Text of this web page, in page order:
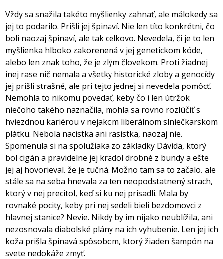
Vždy sa snažila takéto myšlienky zahnať, ale málokedy sa
jej to podarilo. Prišli jej špinaví. Nie len títo konkrétni, čo
boli naozaj špinaví, ale tak celkovo. Nevedela, či je to len
myšlienka hlboko zakorenená v jej genetickom kóde,
alebo len znak toho, že je zlým človekom. Proti žiadnej
inej rase nič nemala a všetky historické zloby a genocídy
jej prišli strašné, ale pri tejto jednej si nevedela pomôcť.
Nemohla to nikomu povedať, keby čo i len útržok
niečoho takého naznačila, mohla sa rovno rozlúčiť s
hviezdnou kariérou v nejakom liberálnom slniečkarskom
plátku. Nebola nacistka ani rasistka, naozaj nie.
Spomenula si na spolužiaka zo základky Dávida, ktorý
bol cigán a pravidelne jej kradol drobné z bundy a ešte
jej aj hovorieval, že je tučná. Možno tam sa to začalo, ale
stále sa na seba hnevala za ten neopodstatnený strach,
ktorý v nej precitol, keď si ku nej prisadli. Mala by
rovnaké pocity, keby pri nej sedeli bieli bezdomovci z
hlavnej stanice? Nevie. Nikdy by im nijako neublížila, ani
nezosnovala diabolské plány na ich vyhubenie. Len jej ich
koža prišla špinavá spôsobom, ktorý žiaden šampón na
svete nedokáže zmyť.